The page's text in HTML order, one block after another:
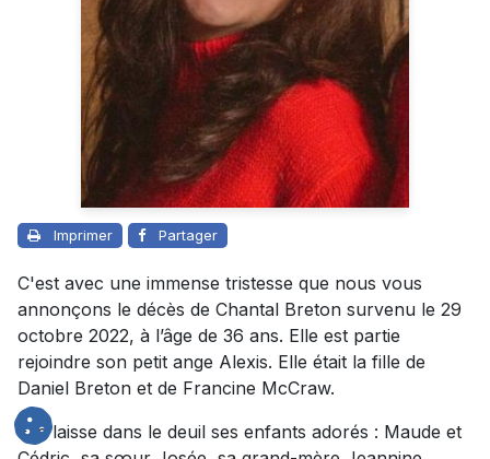
Imprimer Partager
C'est avec une immense tristesse que nous vous
annonçons le décès de Chantal Breton survenu le 29
octobre 2022, à l’âge de 36 ans. Elle est partie
rejoindre son petit ange Alexis. Elle était la fille de
Daniel Breton et de Francine McCraw.
Elle laisse dans le deuil ses enfants adorés : Maude et